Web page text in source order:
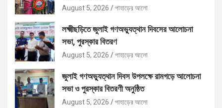
August 5, 2026 পাহাড়ের আলো
লক্ষ্মীছড়িতে জুলাই গণঅভ্যুত্থান দিবসের আলোচনা
সভা, পুরস্কার বিতরণ
August 5, 2026 পাহাড়ের আলো
জুলাই গণঅভ্যুত্থান দিবস উপলক্ষে রামগড়ে আলোচনা
সভা ও পুরস্কার বিতরণী অনুষ্ঠিত
August 5, 2026 পাহাড়ের আলো